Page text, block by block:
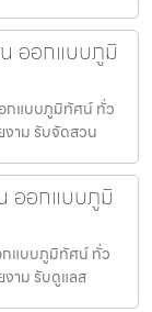
ออกแบบภูมิ
กแบบภูมิทัศน์ ทั่ว
งาม รับจัดสวน
ออกแบบภูมิ
แบบภูมิทัศน์ ทั่ว
งาม รับดูแลส